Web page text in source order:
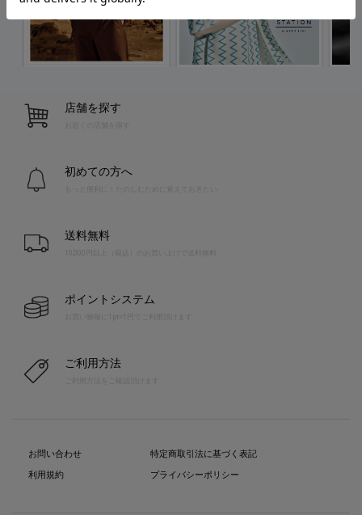
店舗を探す
お近くの店舗を探す
初めての方へ
送料無料
10,000円以上（税込）のお買い上げで送料無料
ポイントシステム
お買い物毎に1pt=1円でご利用頂けます
ご利用方法
お問い合わせ
利用規約
特定商取引法に基づく表記
プライバシーポリシー